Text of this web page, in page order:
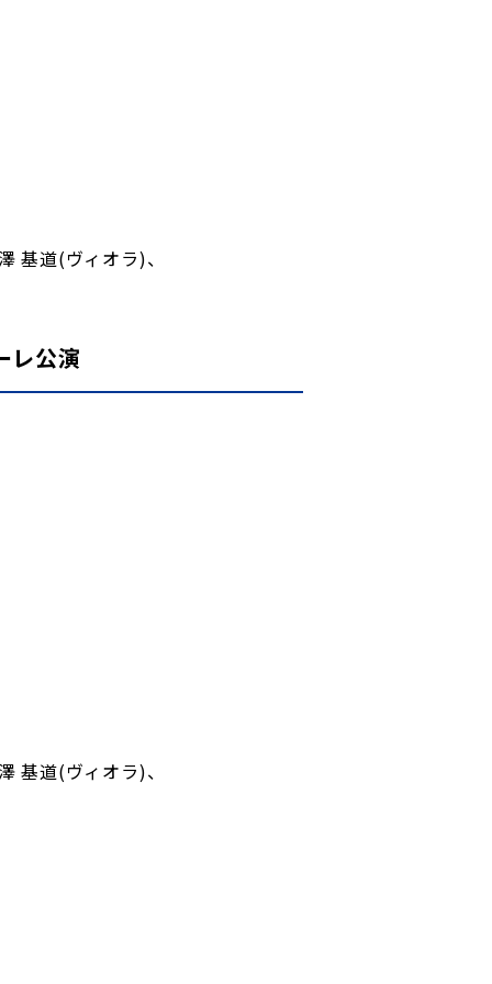
基道(ヴィオラ)、
レ公演
基道(ヴィオラ)、